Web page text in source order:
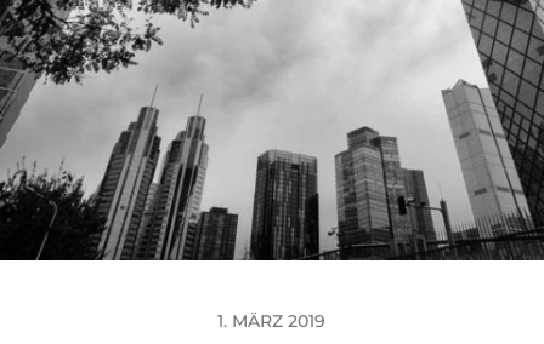
1. MÄRZ 2019